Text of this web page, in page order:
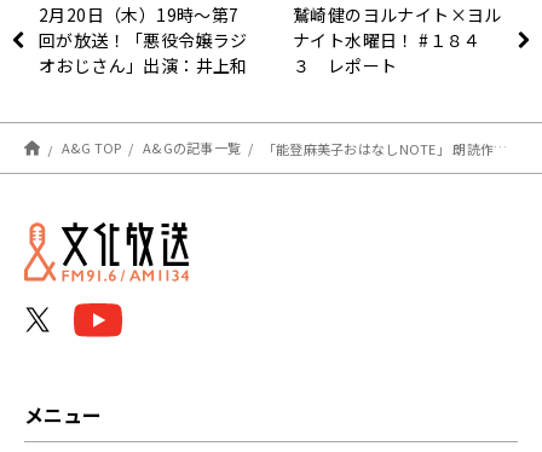
2月20日（木）19時～第7
回が放送！「悪役令嬢ラジ
オおじさん」出演：井上和
鷲崎健のヨルナイト×ヨル
ナイト水曜日！ #１８４
３ レポート
A&G TOP A&Gの記事一覧 「能登麻美子おはなしNOTE」 朗読作品 配信中！！
メニュー